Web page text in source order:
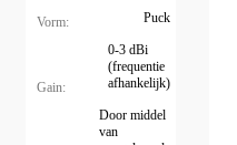
Vorm: Puck
Gain:
0-3 dBi
(frequentie
afhankelijk)
Door middel
van